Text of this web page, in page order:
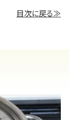
目次に戻る≫